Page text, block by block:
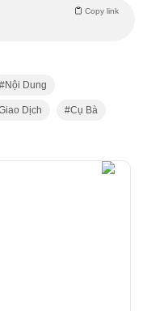
Copy link
Nội Dung
Dịch Cụ Bà